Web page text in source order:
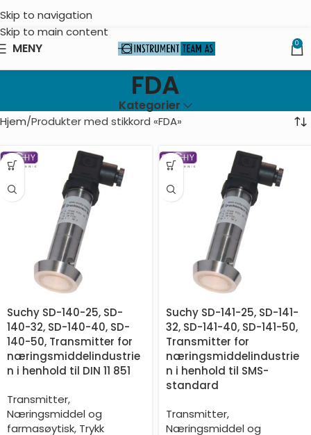
Skip to navigation
Skip to main content
MENY 0
FDA
Kategorier
Hjem Produkter med stikkord «FDA»
Suchy SD-140-25, SD-
140-32, SD-140-40, SD-
140-50, Transmitter for
næringsmiddelindustrie
n i henhold til DIN 11 851
Transmitter,
Næringsmiddel og
farmasøytisk, Trykk
Suchy SD-141-25, SD-141-
32, SD-141-40, SD-141-50,
Transmitter for
næringsmiddelindustrie
n i henhold til SMS-
standard
Transmitter,
Næringsmiddel og